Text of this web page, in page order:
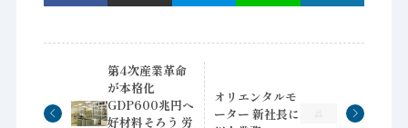
第4次産業革命
が本格化
GDP600兆円へ
好材料そろう 労
オリエンタルモ
ーター 新社長に